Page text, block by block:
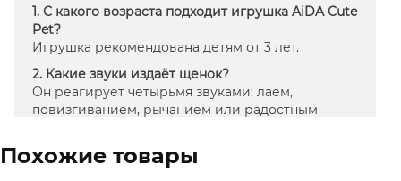
1. С какого возраста подходит игрушка AiDA Cute
Pet?
Игрушка рекомендована детям от 3 лет.
2. Какие звуки издаёт щенок?
Он реагирует четырьмя звуками: лаем,
повизгиванием, рычанием или радостным
3. Как активируются звуки?
Нужно потянуть за косточку, входящую в
Похожие товары